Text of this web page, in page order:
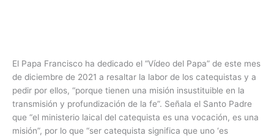
El Papa Francisco ha dedicado el “Vídeo del Papa” de este mes
de diciembre de 2021 a resaltar la labor de los catequistas y a
pedir por ellos, “porque tienen una misión insustituible en la
transmisión y profundización de la fe”. Señala el Santo Padre
que “el ministerio laical del catequista es una vocación, es una
misión”, por lo que “ser catequista significa que uno ‘es